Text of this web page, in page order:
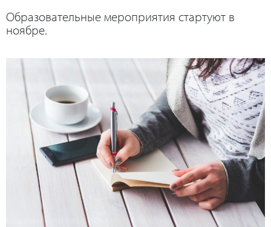
Образовательные мероприятия стартуют в
ноябре.